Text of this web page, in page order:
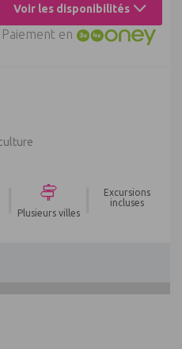
Voir les disponibilités
Paiement en
Plusieurs villes
Excursions
incluses